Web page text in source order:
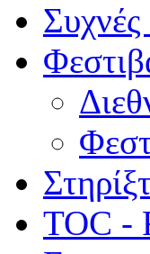
Συχνές
TOC -